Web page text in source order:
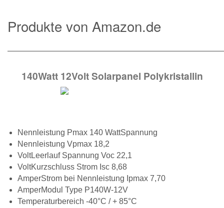
Produkte von Amazon.de
140Watt 12Volt Solarpanel Polykristallin
Nennleistung Pmax 140 WattSpannung
Nennleistung Vpmax 18,2
VoltLeerlauf Spannung Voc 22,1
VoltKurzschluss Strom Isc 8,68
AmperStrom bei Nennleistung Ipmax 7,70
AmperModul Type P140W-12V
Temperaturbereich -40°C / + 85°C